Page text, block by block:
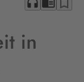
bookmark_border
in